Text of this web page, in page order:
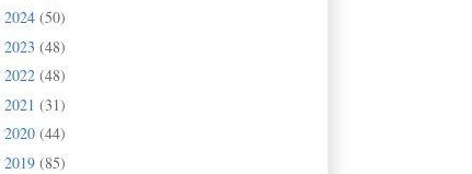
2024 (50)
2023 (48)
2022 (48)
2021 (31)
2020 (44)
2019 (85)